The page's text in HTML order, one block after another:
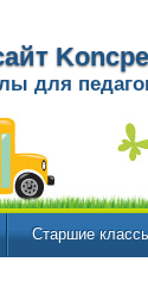
для
Старшие